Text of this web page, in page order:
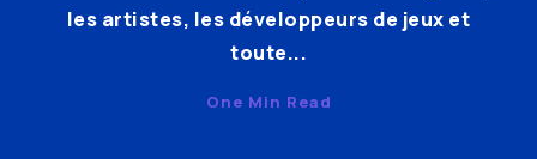
les artistes, les développeurs de jeux et
toute...
One Min Read